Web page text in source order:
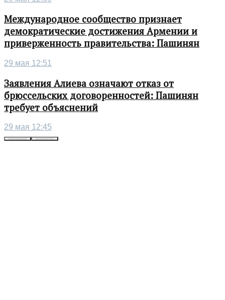
Международное сообщество признает
демократические достижения Армении и
приверженность правительства: Пашинян
29 мая 12:51
Заявления Алиева означают отказ от
брюссельских договоренностей: Пашинян
требует объяснений
29 мая 12:45